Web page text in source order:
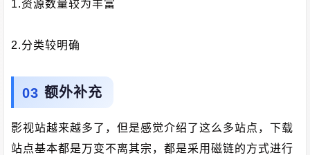
1.资源数量较为丰富
2.分类较明确
额外补充
影视站越来越多了，但是感觉介绍了这么多站点，下载
站点基本都是万变不离其宗，都是采用磁链的方式进行